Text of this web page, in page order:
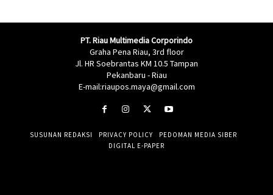
PT. Riau Multimedia Corporindo
Graha Pena Riau, 3rd floor
Jl. HR Soebrantas KM 10.5 Tampan
Pekanbaru - Riau
E-mail:riaupos.maya@gmail.com
SUSUNAN REDAKSI PRIVACY POLICY
PEDOMAN MEDIA SIBER
DIGITAL E-PAPER